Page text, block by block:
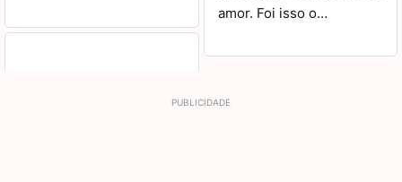
amor. Foi isso o…